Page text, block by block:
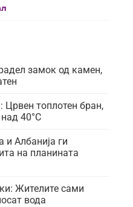
замок од камен,
Црвен топлотен бран,
40°C
и Албанија ги
на планината
Жителите сами
вода